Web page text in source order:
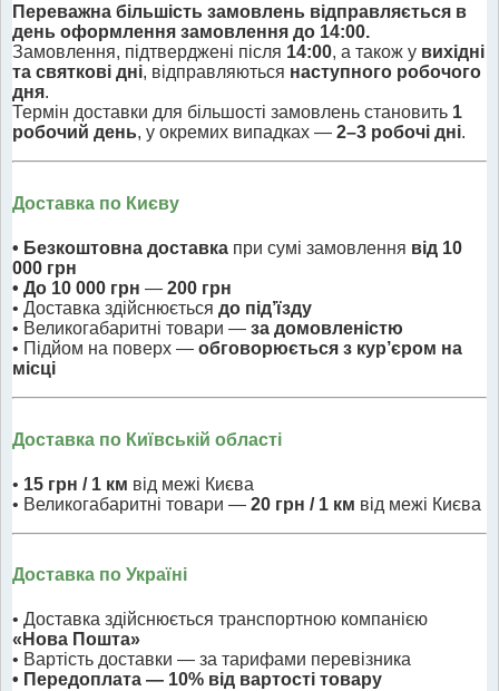
Переважна більшість замовлень відправляється в
день оформлення замовлення до 14:00.
Замовлення, підтверджені після 14:00, а також у вихідні
та святкові дні, відправляються наступного робочого
дня.
Термін доставки для більшості замовлень становить 1
робочий день, у окремих випадках — 2–3 робочі дні.
Доставка по Києву
• Безкоштовна доставка при сумі замовлення від 10
000 грн
• До 10 000 грн — 200 грн
• Доставка здійснюється до під’їзду
• Великогабаритні товари — за домовленістю
• Підйом на поверх — обговорюється з кур’єром на
місці
Доставка по Київській області
• 15 грн / 1 км від межі Києва
• Великогабаритні товари — 20 грн / 1 км від межі Києва
Доставка по Україні
• Доставка здійснюється транспортною компанією
«Нова Пошта»
• Вартість доставки — за тарифами перевізника
• Передоплата — 10% від вартості товару